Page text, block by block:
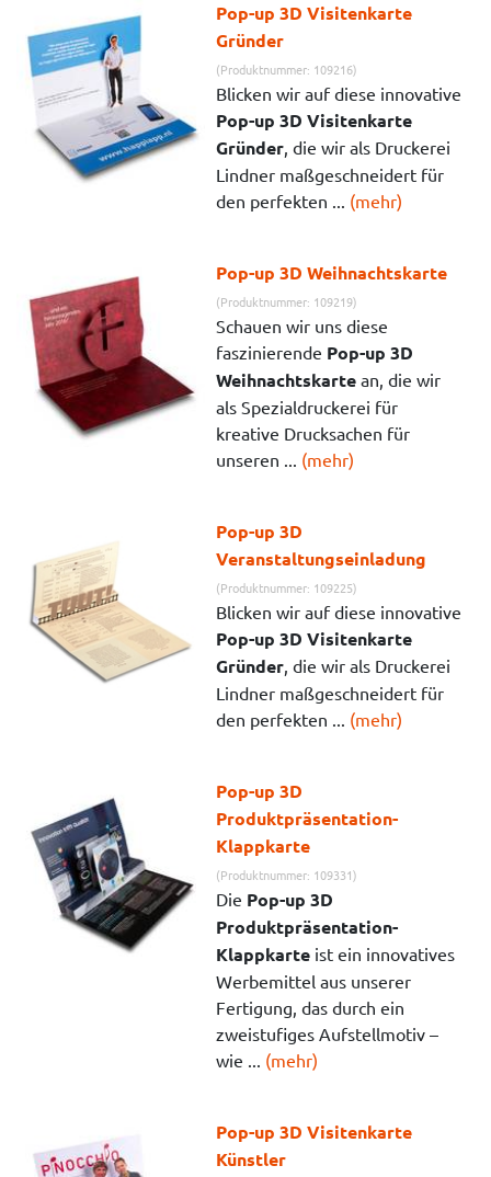
Pop-up 3D Visitenkarte
Gründer
(Produktnummer: 109216)
Blicken wir auf diese innovative
Pop-up 3D Visitenkarte
Gründer , die wir als Druckerei
Lindner maßgeschneidert für
den perfekten ... (mehr)
Pop-up 3D Weihnachtskarte
(Produktnummer: 109219)
Schauen wir uns diese
faszinierende Pop-up 3D
Weihnachtskarte an, die wir
als Spezialdruckerei für
kreative Drucksachen für
unseren ... (mehr)
Pop-up 3D
Veranstaltungseinladung
(Produktnummer: 109225)
Blicken wir auf diese innovative
Pop-up 3D Visitenkarte
Gründer , die wir als Druckerei
Lindner maßgeschneidert für
den perfekten ... (mehr)
Pop-up 3D
Produktpräsentation-
Klappkarte
(Produktnummer: 109331)
Die Pop-up 3D
Produktpräsentation-
Klappkarte ist ein innovatives
Werbemittel aus unserer
Fertigung, das durch ein
zweistufiges Aufstellmotiv –
wie ... (mehr)
Pop-up 3D Visitenkarte
Künstler